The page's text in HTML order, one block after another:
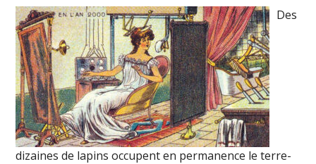
Des
dizaines de lapins occupent en permanence le terre-